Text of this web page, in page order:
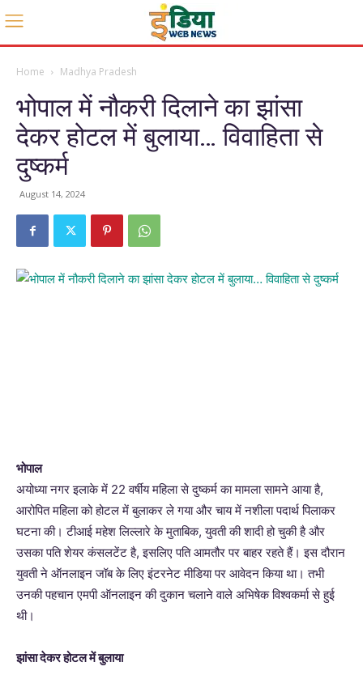
Home Madhya Pradesh
भोपाल में नौकरी दिलाने का झांसा
देकर होटल में बुलाया… विवाहिता से
दुष्कर्म
August 14, 2024
भोपाल
अयोध्या नगर इलाके में 22 वर्षीय महिला से दुष्कर्म का मामला सामने आया है,
आरोपित महिला को होटल में बुलाकर ले गया और चाय में नशीला पदार्थ पिलाकर
घटना की। टीआई महेश लिल्लारे के मुताबिक, युवती की शादी हो चुकी है और
उसका पति शेयर कंसलटेंट है, इसलिए पति आमतौर पर बाहर रहते हैं। इस दौरान
युवती ने ऑनलाइन जॉब के लिए इंटरनेट मीडिया पर आवेदन किया था। तभी
उनकी पहचान एमपी ऑनलाइन की दुकान चलाने वाले अभिषेक विश्वकर्मा से हुई
थी।
झांसा देकर होटल में बुलाया